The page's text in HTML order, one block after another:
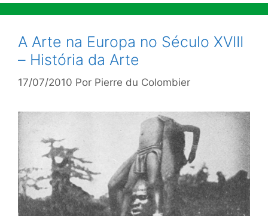
A Arte na Europa no Século XVIII
– História da Arte
17/07/2010 Por Pierre du Colombier